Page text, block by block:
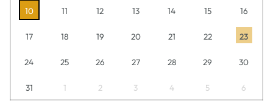
10 11 12 13 14 15 16
17 18 19 20 21 22 23
24 25 26 27 28 29 30
31 1 2 3 4 5 6